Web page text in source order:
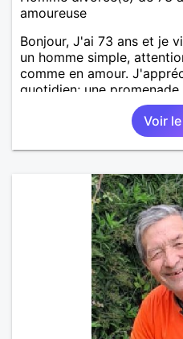
amoureuse
Bonjour, J'ai 73 ans et je
un homme simple,
comme en amour.
quotidien; une
une discision agréable ou
deux. Je souhaite
honnête et bienveillante,
moments de complicité,
une belle amitié et qu'il
écrire une nouvelle
échanges sincères, les
simplicité, nous pourrions
d'un café suivi d'une
laisser le temps faire le
Voir